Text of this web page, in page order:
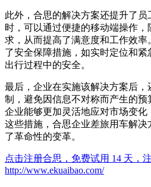
此外，合思的解决方案还提升了
时，可以通过便捷的移动端操作
求，从而提高了满意度和工作效
了安全保障措施，如实时定位和
出行过程中的安全。
最后，企业在实施该解决方案后
制，避免因信息不对称而产生的预
企业能够更加灵活地应对市场变
这些措施，合思企业差旅用车解
了革命性的变革。
点击注册合思，免费试用 14 天，
http://www.ekuaibao.com/